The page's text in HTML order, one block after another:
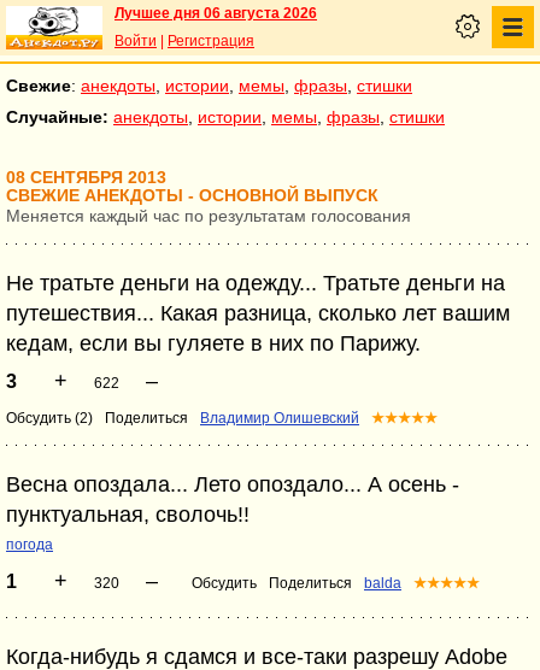
Лучшее дня 06 августа 2026
Войти
Регистрация
Свежие: анекдоты истории мемы фразы стишки
Случайные: анекдоты истории мемы фразы стишки
08 СЕНТЯБРЯ 2013
СВЕЖИЕ АНЕКДОТЫ - ОСНОВНОЙ ВЫПУСК
Меняется каждый час по результатам голосования
Не тратьте деньги на одежду... Тратьте деньги на
путешествия... Какая разница, сколько лет вашим
кедам, если вы гуляете в них по Парижу.
3 + 622 –
Обсудить (2) Поделиться Владимир Олишевский ★★★★★
Весна опоздала... Лето опоздало... А осень -
пунктуальная, сволочь!!
погода
1 + 320 – Обсудить Поделиться balda ★★★★★
Когда-нибудь я сдамся и все-таки разрешу Аdоbе